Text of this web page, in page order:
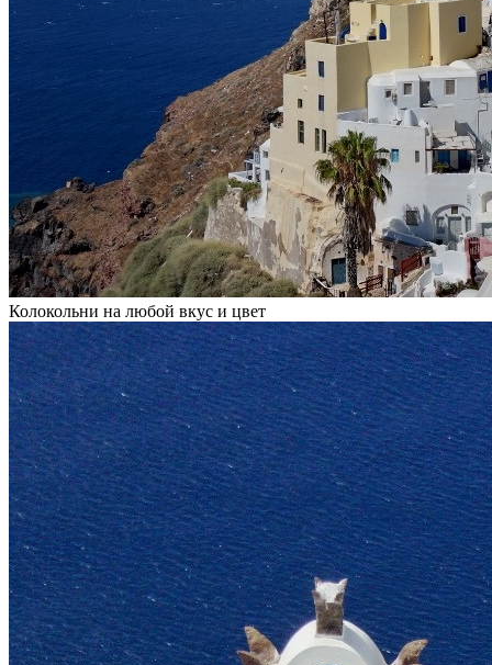
Колокольни на любой вкус и цвет